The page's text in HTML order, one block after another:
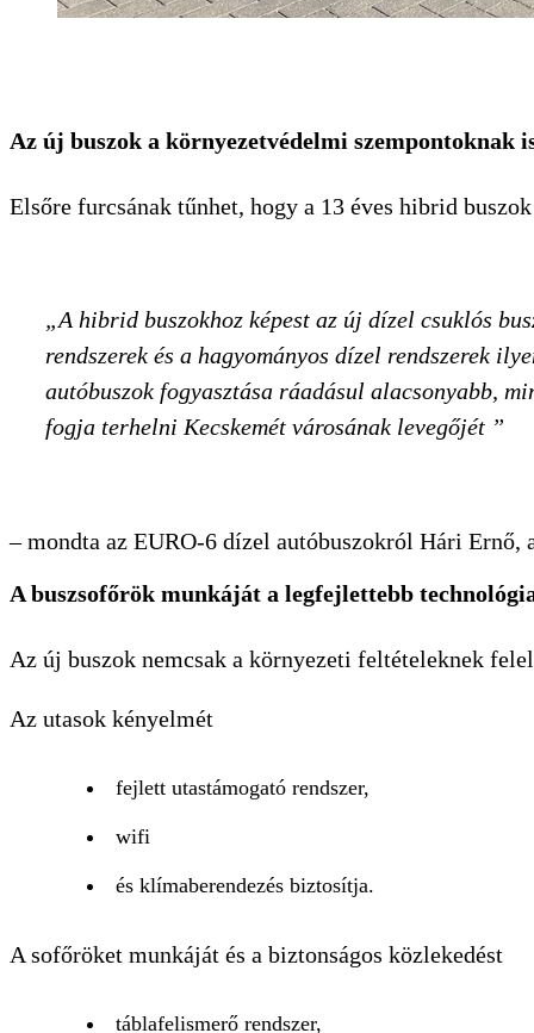
Az új buszok a környezetvédelmi szempontoknak
Elsőre furcsának tűnhet, hogy a 13 éves hibrid
A hibrid buszokhoz képest az új dízel csuklós
rendszerek és a hagyományos dízel rendszerek
autóbuszok fogyasztása ráadásul alacsonyabb,
fogja terhelni Kecskemét városának levegőjét
– mondta az EURO-6 dízel autóbuszokról Hári
A buszsofőrök munkáját a legfejlettebb
Az új buszok nemcsak a környezeti feltételeknek
Az utasok kényelmét
fejlett utastámogató rendszer,
wifi
és klímaberendezés biztosítja.
A sofőröket munkáját és a biztonságos közlekedést
táblafelismerő rendszer,